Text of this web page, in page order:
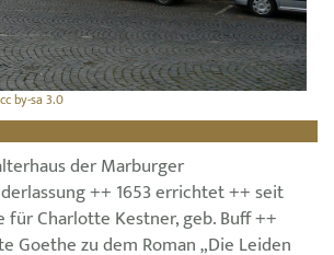
by-sa 3.0
der Marburger
++ 1653 errichtet ++ seit
für Charlotte Kestner, geb. Buff ++
Goethe zu dem Roman „Die Leiden